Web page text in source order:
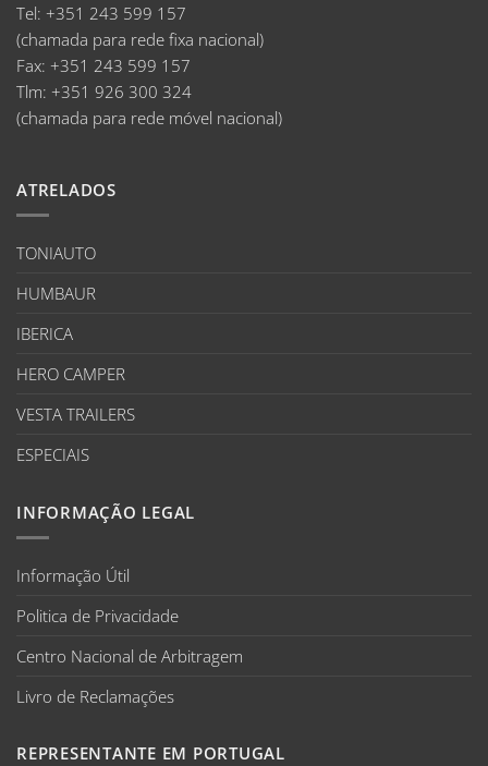
Tel: +351 243 599 157
(chamada para rede fixa nacional)
Fax: +351 243 599 157
Tlm: +351 926 300 324
(chamada para rede móvel nacional)
ATRELADOS
TONIAUTO
HUMBAUR
IBERICA
HERO CAMPER
VESTA TRAILERS
ESPECIAIS
INFORMAÇÃO LEGAL
Informação Útil
Politica de Privacidade
Centro Nacional de Arbitragem
Livro de Reclamações
REPRESENTANTE EM PORTUGAL